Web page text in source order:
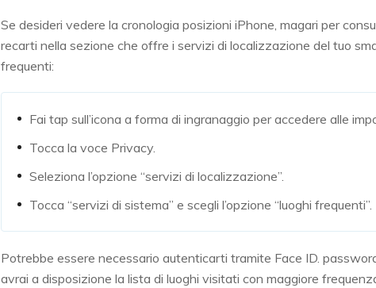
Se desideri vedere la cronologia posizioni iPhone, magari per
recarti nella sezione che offre i servizi di localizzazione del tuo
frequenti:
Fai tap sull’icona a forma di ingranaggio per accedere alle
Tocca la voce Privacy.
Seleziona l’opzione “servizi di localizzazione”.
Tocca “servizi di sistema” e scegli l’opzione “luoghi frequenti”.
Potrebbe essere necessario autenticarti tramite Face ID.
avrai a disposizione la lista di luoghi visitati con maggiore